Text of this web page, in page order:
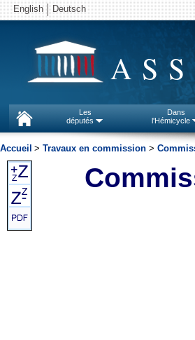
English Deutsch
Les
députés
Dans
l'Hémicycle
Accueil > Travaux en commission >